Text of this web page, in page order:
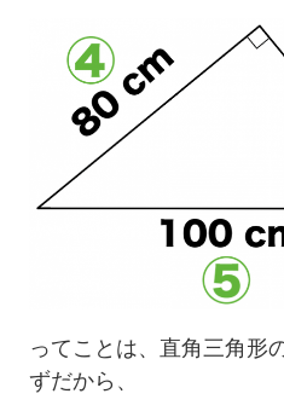
ってことは、直角三角形
ずだから、